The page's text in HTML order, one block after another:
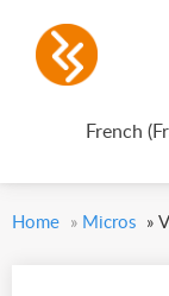
French
Home » Micros »